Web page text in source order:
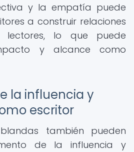
y la empatía puede
a construir relaciones
lectores, lo que puede
y alcance como
la influencia y
escritor
también pueden
de la influencia y